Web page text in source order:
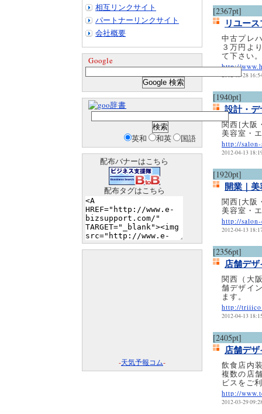
[2367pt]
リユー
中古プレ
３万円よ
て下さい。
http://
2012-05-28
[1940pt]
設計・
関西[大阪
美容室・
http://
2012-04-13
[1920pt]
開業｜
関西[大阪
美容室・
http://
2012-04-13
[2356pt]
店舗デ
関西（大
舗デザイ
ます。
http://
2012-04-13
[2405pt]
店舗デ
飲食店内
複数の店
ビスをご
http://
2012-03-29
相互リンクサイト
パートナーリンクサイト
会社概要
Google
辞書
英和 和英 国語
配布バナーはこちら
配布タグはこちら
-天気予報コム-